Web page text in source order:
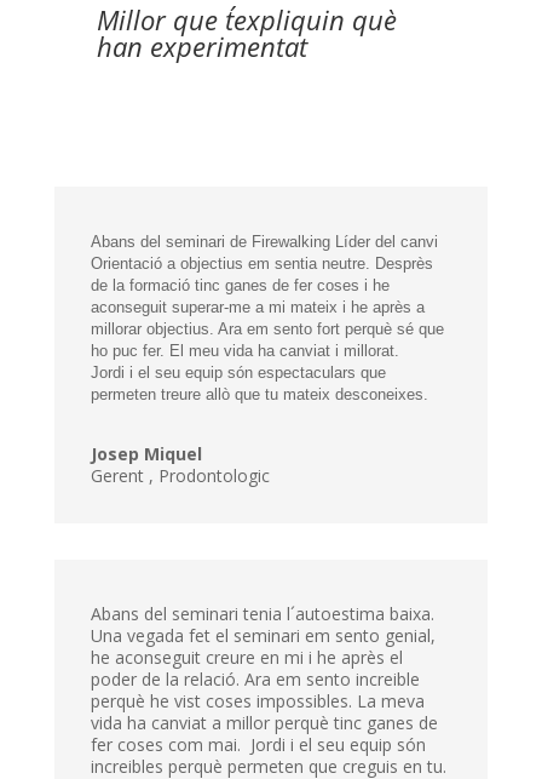
Millor que t´expliquin què
han experimentat
Abans del seminari de Firewalking Líder del canvi
Orientació a objectius em sentia neutre. Desprès
de la formació tinc ganes de fer coses i he
aconseguit superar-me a mi mateix i he après a
millorar objectius. Ara em sento fort perquè sé que
ho puc fer. El meu vida ha canviat i millorat.
Jordi i el seu equip són espectaculars que
permeten treure allò que tu mateix desconeixes.
Josep Miquel
Gerent , Prodontologic
Abans del seminari tenia l´autoestima baixa.
Una vegada fet el seminari em sento genial,
he aconseguit creure en mi i he après el
poder de la relació. Ara em sento increible
perquè he vist coses impossibles. La meva
vida ha canviat a millor perquè tinc ganes de
fer coses com mai. Jordi i el seu equip són
increibles perquè permeten que creguis en tu.